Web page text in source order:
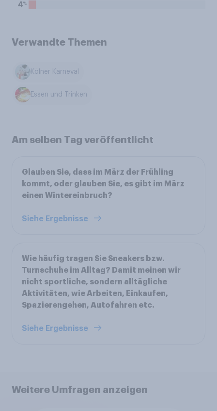
4%
Verwandte Themen
Kölner Karneval
Essen und Trinken
Am selben Tag veröffentlicht
Glauben Sie, dass im März der Frühling
kommt, oder glauben Sie, es gibt im März
einen Wintereinbruch?
Siehe Ergebnisse
Wie häufig tragen Sie Sneakers bzw.
Turnschuhe im Alltag? Damit meinen wir
nicht sportliche, sondern alltägliche
Aktivitäten, wie Arbeiten, Einkaufen,
Spazierengehen, Autofahren etc.
Siehe Ergebnisse
Weitere Umfragen anzeigen